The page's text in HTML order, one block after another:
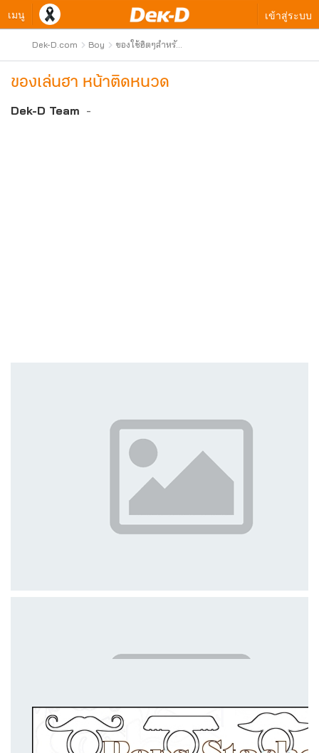
เมนู เข้าสู่ระบบ
Dek-D.com Boy
ของใช้ฮิตๆสำหรับ
ของเล่นฮา หน้าติดหนวด
Dek-D Team -